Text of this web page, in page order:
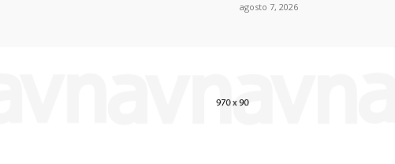
agosto 7, 2026